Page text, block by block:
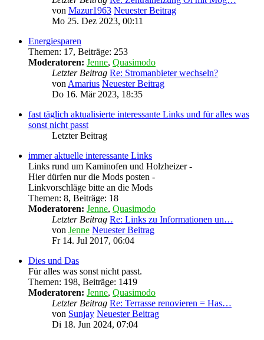
von Mazur1963 Neuester Beitrag
Mo 25. Dez 2023, 00:11
Energiesparen
Themen: 17, Beiträge: 253
Moderatoren: Jenne, Quasimodo
Letzter Beitrag Re: Stromanbieter wechseln?
von Amarius Neuester Beitrag
Do 16. Mär 2023, 18:35
fast täglich aktualisierte interessante Links und für alles was
sonst nicht passt
Letzter Beitrag
immer aktuelle interessante Links
Links rund um Kaminofen und Holzheizer -
Hier dürfen nur die Mods posten -
Linkvorschläge bitte an die Mods
Themen: 8, Beiträge: 18
Moderatoren: Jenne, Quasimodo
Letzter Beitrag Re: Links zu Informationen un…
von Jenne Neuester Beitrag
Fr 14. Jul 2017, 06:04
Dies und Das
Für alles was sonst nicht passt.
Themen: 198, Beiträge: 1419
Moderatoren: Jenne, Quasimodo
Letzter Beitrag Re: Terrasse renovieren = Has…
von Sunjay Neuester Beitrag
Di 18. Jun 2024, 07:04